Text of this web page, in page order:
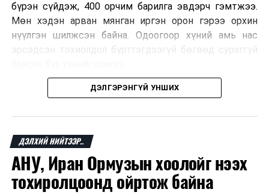
бүрэн сүйдэж, 400 орчим барилга эвдэрч гэмтжээ.
Мөн хэдэн арван мянган иргэн орон гэрээ орхин
нүүлгэн шилжсэн байна. Одоогоор хүний амь нас
эрсэдсэн тохиолдол бүртгэгдээгүй бөгөөд сураггүй
Албаныхны мэдээлснээр түймрийн нэг голомтыг
настай Аарон Фариначчиг баривчилж, галдан
шатаасан гэх үндэслэлээр эрүүгийн хэрэг үүсгэн
шалгаж байна. Харин бусад хоёр түймрийн
шалтгааныг үргэлжлүүлэн тогтоож байгаа бөгөөд
аянгын улмаас үүсээгүй гэж үзэж байгаа аж.
ДЭЛГЭРЭНГҮЙ УНШИХ
ДЭЛХИЙ НИЙТЭЭР..
АНУ, Иран Ормузын хоолойг нээх
тохиролцоонд ойртож байна